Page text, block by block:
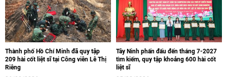
Thành phố Hồ Chí Minh đã quy tập
209 hài cốt liệt sĩ tại Công viên Lê Thị
Riêng
Tây Ninh phấn đấu đến tháng 7-2027
tìm kiếm, quy tập khoảng 600 hài cốt
liệt sĩ